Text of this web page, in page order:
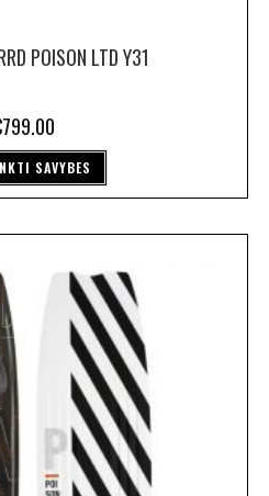
POISON LTD Y31
799.00
SAVYBES